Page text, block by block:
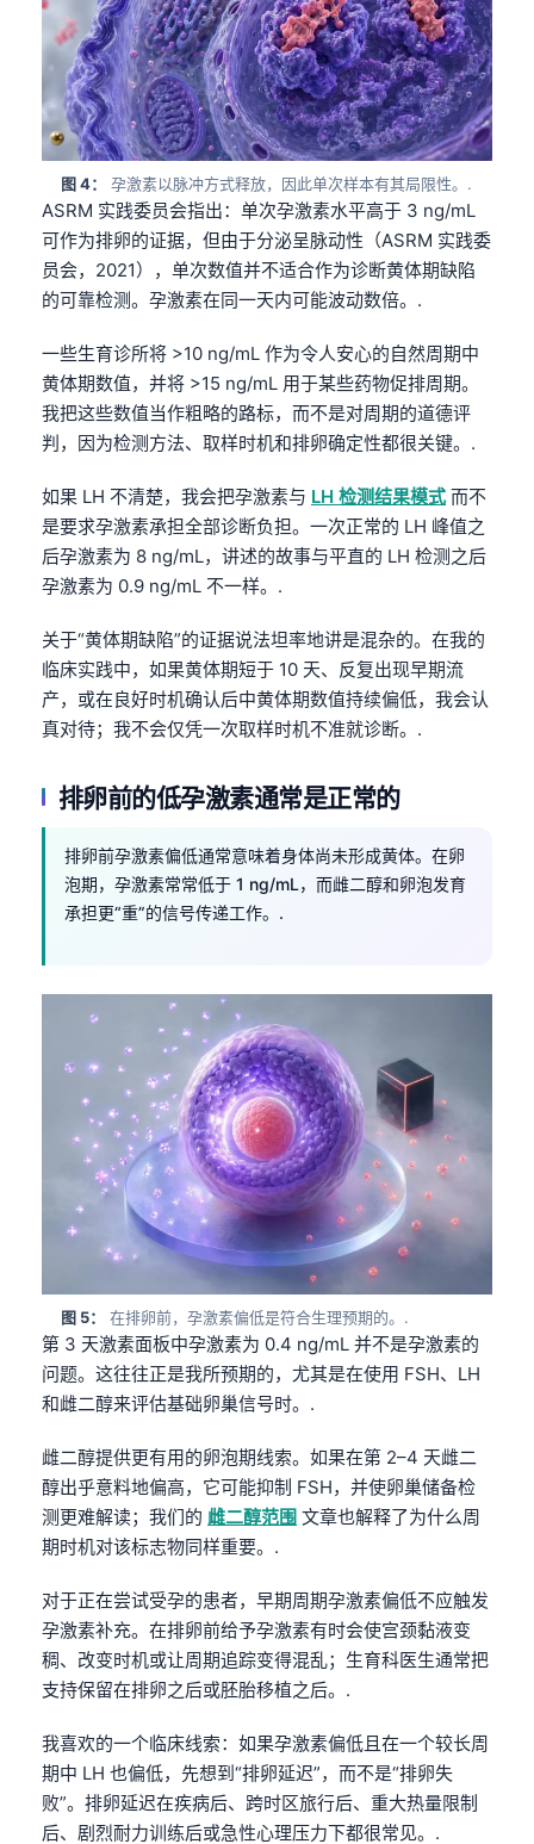
图 4： 孕激素以脉冲方式释放，因此单次样本有其局限性。.
ASRM 实践委员会指出：单次孕激素水平高于 3 ng/mL
可作为排卵的证据，但由于分泌呈脉动性（ASRM 实践委
员会，2021），单次数值并不适合作为诊断黄体期缺陷
的可靠检测。孕激素在同一天内可能波动数倍。.
一些生育诊所将 >10 ng/mL 作为令人安心的自然周期中
黄体期数值，并将 >15 ng/mL 用于某些药物促排周期。
我把这些数值当作粗略的路标，而不是对周期的道德评
判，因为检测方法、取样时机和排卵确定性都很关键。.
如果 LH 不清楚，我会把孕激素与 LH 检测结果模式 而不
是要求孕激素承担全部诊断负担。一次正常的 LH 峰值之
后孕激素为 8 ng/mL，讲述的故事与平直的 LH 检测之后
孕激素为 0.9 ng/mL 不一样。.
关于“黄体期缺陷”的证据说法坦率地讲是混杂的。在我的
临床实践中，如果黄体期短于 10 天、反复出现早期流
产，或在良好时机确认后中黄体期数值持续偏低，我会认
真对待；我不会仅凭一次取样时机不准就诊断。.
排卵前的低孕激素通常是正常的
排卵前孕激素偏低通常意味着身体尚未形成黄体。在卵
泡期，孕激素常常低于 1 ng/mL，而雌二醇和卵泡发育
承担更“重”的信号传递工作。.
图 5： 在排卵前，孕激素偏低是符合生理预期的。.
第 3 天激素面板中孕激素为 0.4 ng/mL 并不是孕激素的
问题。这往往正是我所预期的，尤其是在使用 FSH、LH
和雌二醇来评估基础卵巢信号时。.
雌二醇提供更有用的卵泡期线索。如果在第 2–4 天雌二
醇出乎意料地偏高，它可能抑制 FSH，并使卵巢储备检
测更难解读；我们的 雌二醇范围 文章也解释了为什么周
期时机对该标志物同样重要。.
对于正在尝试受孕的患者，早期周期孕激素偏低不应触发
孕激素补充。在排卵前给予孕激素有时会使宫颈黏液变
稠、改变时机或让周期追踪变得混乱；生育科医生通常把
支持保留在排卵之后或胚胎移植之后。.
我喜欢的一个临床线索：如果孕激素偏低且在一个较长周
期中 LH 也偏低，先想到“排卵延迟”，而不是“排卵失
败”。排卵延迟在疾病后、跨时区旅行后、重大热量限制
后、剧烈耐力训练后或急性心理压力下都很常见。.